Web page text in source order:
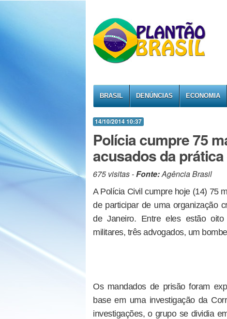
BRASIL DENÚNCIAS ECONOMIA
14/10/2014 10:37
Polícia cumpre 75
acusados da
675 visitas -Fonte:Agência Brasil
A Polícia Civil cumpre hoje (14) 75
de participar de uma organização
de Janeiro. Entre eles estão
militares, três advogados, um
Os mandados de prisão foram
base em uma investigação da
investigações, o grupo se dividia